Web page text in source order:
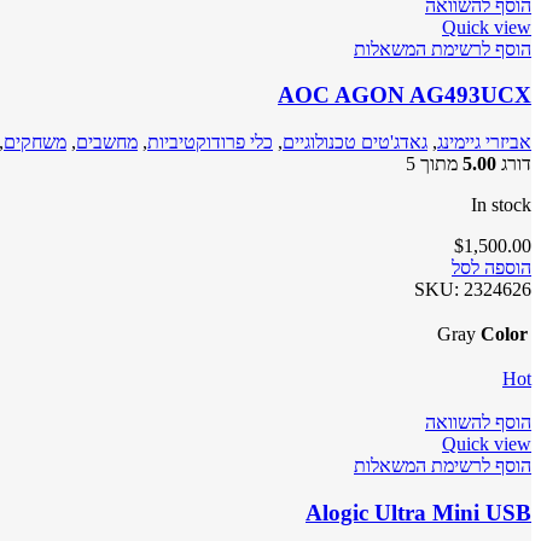
הוסף להשוואה
Quick view
הוסף לרשימת המשאלות
AOC AGON AG493UCX
אביזרי גיימינג, גאדג'טים טכנולוגיים, כלי פרודוקטיביות, מחשבים, משחקים,
דורג 5.00 מתוך 5
In stock
$1,500.00
הוספה לסל
SKU: 2324626
Color
Gray
Hot
הוסף להשוואה
Quick view
הוסף לרשימת המשאלות
Alogic Ultra Mini USB